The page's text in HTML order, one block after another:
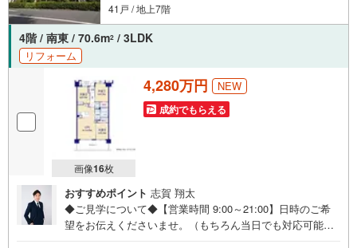
41戸 / 地上7階
4階 / 南東 / 70.6m2 / 3LDK
リフォーム
画像16枚
4,280万円 NEW
成約でもらえる
おすすめポイント 志賀 翔太
◆ご見学について◆【営業時間 9:00～21:00】日時のご希
望をお伝えくださいませ。（もちろん当日でも対応可能で